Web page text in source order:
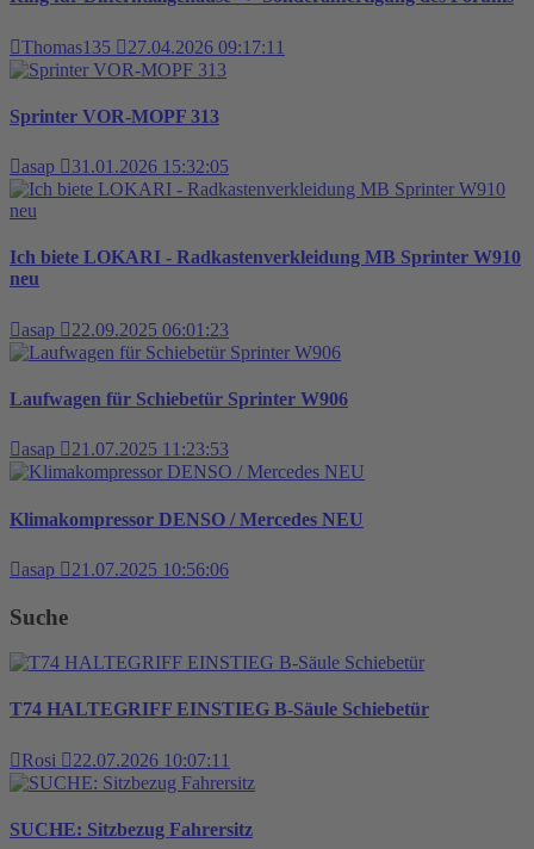
Thomas135 27.04.2026 09:17:11
Sprinter VOR-MOPF 313
asap 31.01.2026 15:32:05
Ich biete LOKARI - Radkastenverkleidung MB Sprinter W910
neu
asap 22.09.2025 06:01:23
Laufwagen für Schiebetür Sprinter W906
asap 21.07.2025 11:23:53
Klimakompressor DENSO / Mercedes NEU
asap 21.07.2025 10:56:06
Suche
T74 HALTEGRIFF EINSTIEG B-Säule Schiebetür
Rosi 22.07.2026 10:07:11
SUCHE: Sitzbezug Fahrersitz